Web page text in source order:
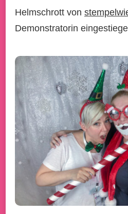
Helmschrott von
Demonstratorin